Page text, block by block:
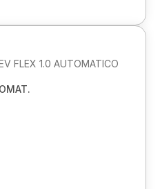
FLEX 1.0 AUTOMATICO